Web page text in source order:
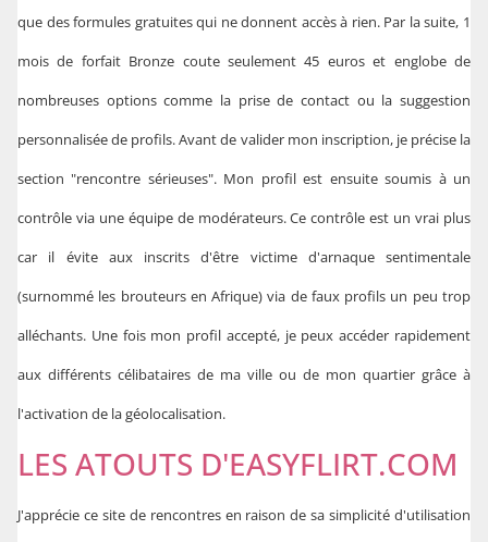
que des formules gratuites qui ne donnent accès à rien. Par la suite, 1
mois de forfait Bronze coute seulement 45 euros et englobe de
nombreuses options comme la prise de contact ou la suggestion
personnalisée de profils. Avant de valider mon inscription, je précise la
section "rencontre sérieuses". Mon profil est ensuite soumis à un
contrôle via une équipe de modérateurs. Ce contrôle est un vrai plus
car il évite aux inscrits d'être victime d'arnaque sentimentale
(surnommé les brouteurs en Afrique) via de faux profils un peu trop
alléchants. Une fois mon profil accepté, je peux accéder rapidement
aux différents célibataires de ma ville ou de mon quartier grâce à
l'activation de la géolocalisation.
LES ATOUTS D'EASYFLIRT.COM
J'apprécie ce site de rencontres en raison de sa simplicité d'utilisation